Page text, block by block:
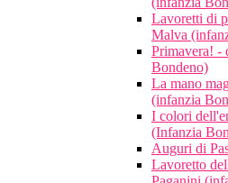
Lavoretti di
Malva
Primavera! -
Bondeno)
La mano
(infanzia
I colori
(Infanzia
Auguri di
Lavoretto